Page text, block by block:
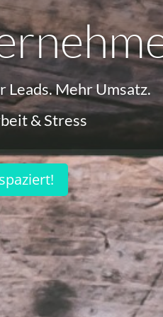
Leads. Mehr Umsatz.
& Stress